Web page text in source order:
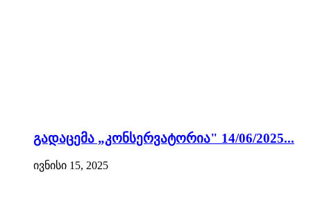
გადაცემა „კონსერვატორია" 14/06/2025...
ივნისი 15, 2025